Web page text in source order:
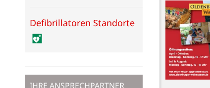
Defibrillatoren Standorte
IHRE ANSPRECHPARTNER